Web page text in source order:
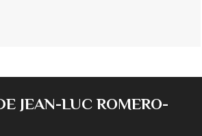
JEAN-LUC ROMERO-